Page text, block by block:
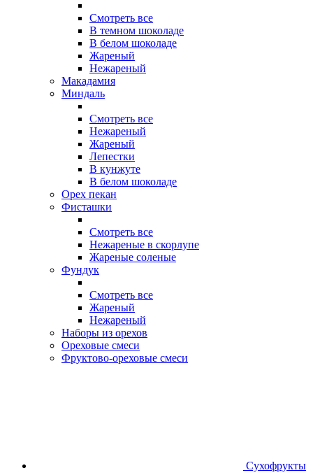
Смотреть все
В темном шоколаде
В белом шоколаде
Жареный
Нежареный
Макадамия
Миндаль
Смотреть все
Нежареный
Жареный
Лепестки
В кунжуте
В белом шоколаде
Орех пекан
Фисташки
Смотреть все
Нежареные в скорлупе
Жареные соленые
Фундук
Смотреть все
Жареный
Нежареный
Наборы из орехов
Ореховые смеси
Фруктово-ореховые смеси
Сухофрукты